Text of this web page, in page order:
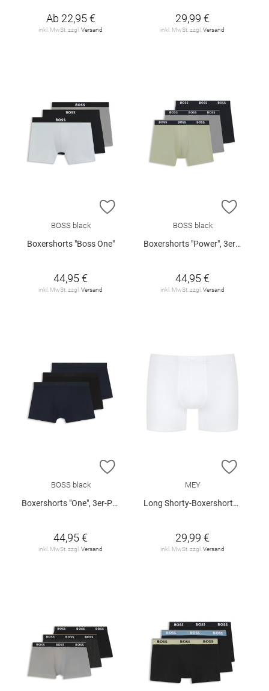
Ab 22,95 €
inkl. MwSt. zzgl. Versand
29,99 €
inkl. MwSt. zzgl. Versand
ZUR WUNSCHLISTE HINZUFÜGEN
BOSS black
Boxershorts "Boss One"
44,95 €
inkl. MwSt. zzgl. Versand
ZUR
BOSS black
Boxershorts "Power", 3er-Pack
44,95 €
inkl. MwSt. zzgl. Versand
ZUR WUNSCHLISTE HINZUFÜGEN
BOSS black
Boxershorts "One", 3er-Pack
44,95 €
inkl. MwSt. zzgl.Versand
ZUR
MEY
Long Shorty-Boxershorts "Business Class"
29,99 €
inkl. MwSt. zzgl.Versand